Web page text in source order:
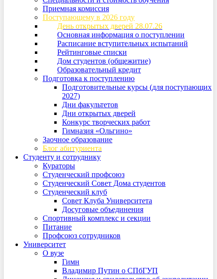
Приемная комиссия
Поступающему в 2026 году
День открытых дверей 28.07.26
Основная информация о поступлении
Расписание вступительных испытаний
Рейтинговые списки
Дом студентов (общежитие)
Образовательный кредит
Подготовка к поступлению
Подготовительные курсы (для поступающих
2027)
Дни факультетов
Дни открытых дверей
Конкурс творческих работ
Гимназия «Ольгино»
Заочное образование
Блог абитуриента
Студенту и сотруднику
Кураторы
Студенческий профсоюз
Студенческий Совет Дома студентов
Студенческий клуб
Совет Клуба Университета
Досуговые объединения
Спортивный комплекс и секции
Питание
Профсоюз сотрудников
Университет
О вузе
Гимн
Владимир Путин о СПбГУП